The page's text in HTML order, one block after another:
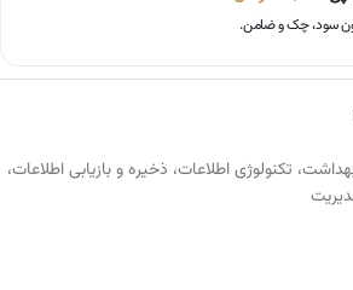
، تکنولوژی اطلاعات، ذخیره و بازیابی اطلاعات،